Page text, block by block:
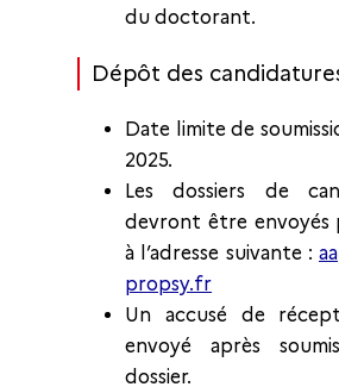
du doctorant.
Dépôt des
Date limite de
2025.
Les dossiers de
devront être envoyés
à l’adresse suivante :
propsy.fr
Un accusé de
envoyé après
dossier.